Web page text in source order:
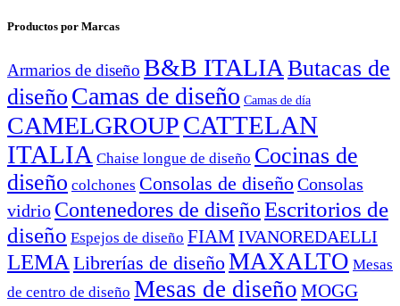
Productos por Marcas
Armarios de diseño B&B ITALIAButacas de
diseño Camas de diseño Camas de día
CAMELGROUPCATTELAN
ITALIA Chaise longue de diseño Cocinas de
diseño colchones Consolas de diseñoConsolas
vidrio Contenedores de diseñoEscritorios de
diseño Espejos de diseño FIAM IVANOREDAELLI
LEMA Librerías de diseñoMAXALTO Mesas
de centro de diseño Mesas de diseño MOGG